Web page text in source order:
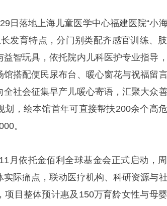
日落地上海儿童医学中心福建医院“小
发育特点，分门别类配齐感官训练、肢
智玩具，依托院内儿科医护专业指导
搭配便民尿布台、暖心窗花与祝福留
社会征集早产儿暖心寄语，汇聚大众
划，绘本馆首年可直接帮扶200余个高
。
月依托金佰利全球基金会正式启动，周
际痛点，联动医疗机构、科研资源与社
目整体预计惠及150万育龄女性与母